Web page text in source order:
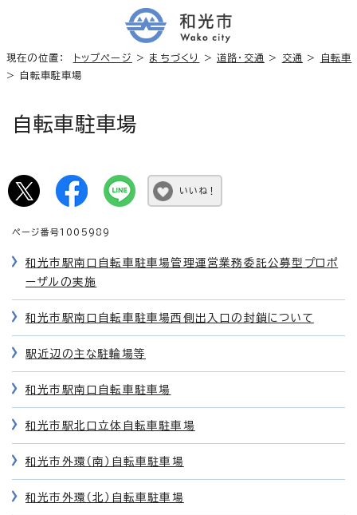
現在の位置： トップページ > まちづくり >道路・交通 > 交通 >
自転車
> 自転車駐車場
自転車駐車場
いいね！
ページ番号1005989
和光市駅南口自転車駐車場管理運営業務委託公募型プロポ
ーザルの実施
和光市駅南口自転車駐車場西側出入口の封鎖について
駅近辺の主な駐輪場等
和光市駅南口自転車駐車場
和光市駅北口立体自転車駐車場
和光市外環（南）自転車駐車場
和光市外環（北）自転車駐車場